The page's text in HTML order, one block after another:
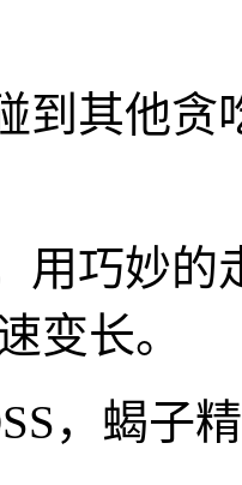
到其他
用巧妙
变长。
，蝎子